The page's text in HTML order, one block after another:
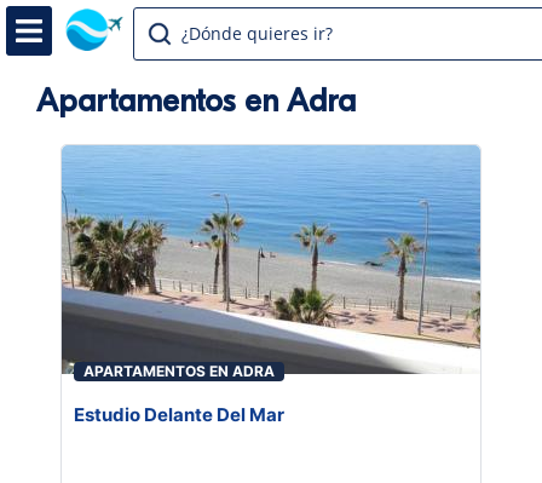
¿Dónde quieres ir?
Apartamentos en Adra
APARTAMENTOS EN ADRA
Estudio Delante Del Mar